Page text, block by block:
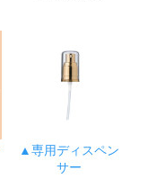
▲専用ディスペン
サー